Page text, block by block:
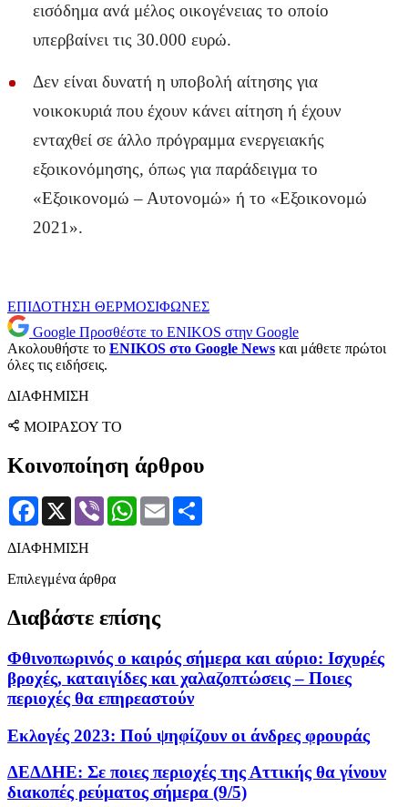
εισόδημα ανά μέλος οικογένειας το οποίο
υπερβαίνει τις 30.000 ευρώ.
Δεν είναι δυνατή η υποβολή αίτησης για
νοικοκυριά που έχουν κάνει αίτηση ή έχουν
ενταχθεί σε άλλο πρόγραμμα ενεργειακής
εξοικονόμησης, όπως για παράδειγμα το
«Εξοικονομώ – Αυτονομώ» ή το «Εξοικονομώ
2021».
ΕΠΙΔΟΤΗΣΗ ΘΕΡΜΟΣΙΦΩΝΕΣ
Google Προσθέστε το ENIKOS στην Google
Ακολουθήστε το ENIKOS στο Google News και μάθετε πρώτοι
όλες τις ειδήσεις.
ΔΙΑΦΗΜΙΣΗ
ΜΟΙΡΑΣΟΥ ΤΟ
Κοινοποίηση άρθρου
Facebook
X Viber WhatsApp
Email
ΔΙΑΦΗΜΙΣΗ
Επιλεγμένα άρθρα
Διαβάστε επίσης
Φθινοπωρινός ο καιρός σήμερα και αύριο: Ισχυρές
βροχές, καταιγίδες και χαλαζοπτώσεις – Ποιες
περιοχές θα επηρεαστούν
Εκλογές 2023: Πού ψηφίζουν οι άνδρες φρουράς
ΔΕΔΔΗΕ: Σε ποιες περιοχές της Αττικής θα γίνουν
διακοπές ρεύματος σήμερα (9/5)